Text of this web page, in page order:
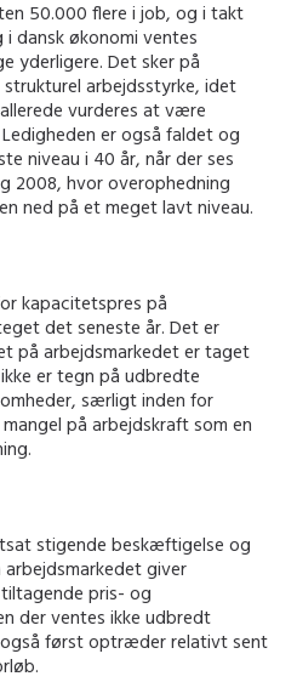
50.000 flere i job, og i takt
dansk økonomi ventes
yderligere. Det sker på
arbejdsstyrke, idet
vurderes at være
er også faldet og
niveau i 40 år, når der ses
2008, hvor overophedning
ned på et meget lavt niveau.
kapacitetspres på
det seneste år. Det er
på arbejdsmarkedet er taget
er tegn på udbredte
særligt inden for
på arbejdskraft som en
stigende beskæftigelse og
giver
pris- og
der ventes ikke udbredt
først optræder relativt sent